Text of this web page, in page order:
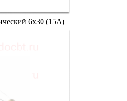
6х30 (15А)